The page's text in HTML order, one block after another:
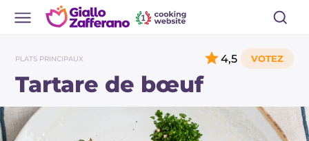
PLATS PRINCIPAUX
Tartare de bœuf
4,5